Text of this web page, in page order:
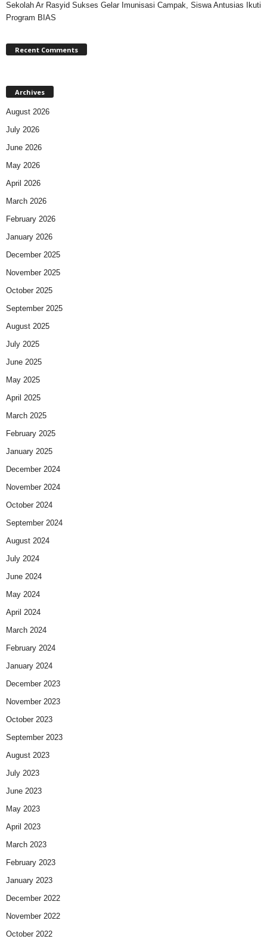
Sekolah Ar Rasyid Sukses Gelar Imunisasi Campak, Siswa Antusias Ikuti
Program BIAS
Recent Comments
Archives
August 2026
July 2026
June 2026
May 2026
April 2026
March 2026
February 2026
January 2026
December 2025
November 2025
October 2025
September 2025
August 2025
July 2025
June 2025
May 2025
April 2025
March 2025
February 2025
January 2025
December 2024
November 2024
October 2024
September 2024
August 2024
July 2024
June 2024
May 2024
April 2024
March 2024
February 2024
January 2024
December 2023
November 2023
October 2023
September 2023
August 2023
July 2023
June 2023
May 2023
April 2023
March 2023
February 2023
January 2023
December 2022
November 2022
October 2022